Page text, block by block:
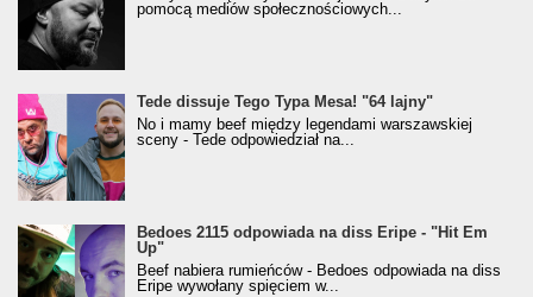
pomocą mediów społecznościowych...
Tede dissuje Tego Typa Mesa! "64 lajny"
No i mamy beef między legendami warszawskiej
sceny - Tede odpowiedział na...
Bedoes 2115 odpowiada na diss Eripe - "Hit Em
Up"
Beef nabiera rumieńców - Bedoes odpowiada na diss
Eripe wywołany spięciem w...